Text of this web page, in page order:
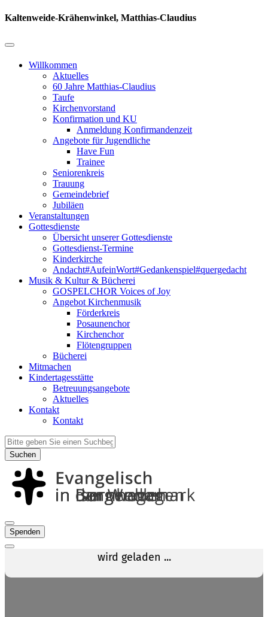
Kaltenweide-Krähenwinkel, Matthias-Claudius
Willkommen
Aktuelles
60 Jahre Matthias-Claudius
Taufe
Kirchenvorstand
Konfirmation und KU
Anmeldung Konfirmandenzeit
Angebote für Jugendliche
Have Fun
Trainee
Seniorenkreis
Trauung
Gemeindebrief
Jubiläen
Veranstaltungen
Gottesdienste
Übersicht unserer Gottesdienste
Gottesdienst-Termine
Kinderkirche
Andacht#AufeinWort#Gedankenspiel#quergedacht
Musik & Kultur & Bücherei
GOSPELCHOR Voices of Joy
Angebot Kirchenmusik
Förderkreis
Posaunenchor
Kirchenchor
Flötengruppen
Bücherei
Mitmachen
Kindertagesstätte
Betreuungsangebote
Aktuelles
Kontakt
Kontakt
Suchen
Spenden